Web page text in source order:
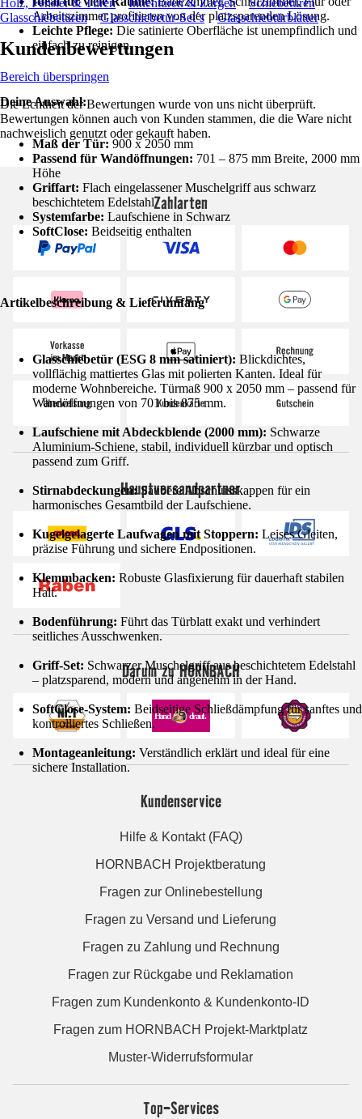
Arbeitszimmer profitieren von der platzsparenden Lösung.
Leichte Pflege: Die satinierte Oberfläche ist unempfindlich und
einfach zu reinigen.
Deine Auswahl:
Maß der Tür: 900 x 2050 mm
Passend für Wandöffnungen: 701 – 875 mm Breite, 2000 mm
Höhe
Griffart: Flach eingelassener Muschelgriff aus schwarz
beschichtetem Edelstahl
Systemfarbe: Laufschiene in Schwarz
SoftClose: Beidseitig enthalten
Artikelbeschreibung & Lieferumfang
Glasschiebetür (ESG 8 mm satiniert): Blickdichtes,
vollflächig mattiertes Glas mit polierten Kanten. Ideal für
moderne Wohnbereiche. Türmaß 900 x 2050 mm – passend für
Wandöffnungen von 701 bis 875 mm.
Laufschiene mit Abdeckblende (2000 mm): Schwarze
Aluminium-Schiene, stabil, individuell kürzbar und optisch
passend zum Griff.
Stirnabdeckungen:Saubere Abschlusskappen für ein
harmonisches Gesamtbild der Laufschiene.
Kugelgelagerte Laufwagen mit Stoppern: Leises Gleiten,
präzise Führung und sichere Endpositionen.
Klemmbacken: Robuste Glasfixierung für dauerhaft stabilen
Halt.
Bodenführung: Führt das Türblatt exakt und verhindert
seitliches Ausschwenken.
Griff-Set: Schwarzer Muschelgriff aus beschichtetem Edelstahl
– platzsparend, modern und angenehm in der Hand.
SoftClose-System: Beidseitige Schließdämpfung für sanftes und
kontrolliertes Schließen.
Montageanleitung: Verständlich erklärt und ideal für eine
sichere Installation.
Holz, Fenster & Türen Innentüren & Zargen
Schiebetüren
Glasschiebetüren
Glasschiebetür-Set´s Glasschiebtürblätter
Kundenbewertungen
Bereich überspringen
Die Echtheit der Bewertungen wurde von uns nicht überprüft.
Bewertungen können auch von Kunden stammen, die die Ware nicht
nachweislich genutzt oder gekauft haben.
Zahlarten
Hauptversandpartner
Darum zu HORNBACH
Kundenservice
Hilfe & Kontakt (FAQ)
HORNBACH Projektberatung
Fragen zur Onlinebestellung
Fragen zu Versand und Lieferung
Fragen zu Zahlung und Rechnung
Fragen zur Rückgabe und Reklamation
Fragen zum Kundenkonto & Kundenkonto-ID
Fragen zum HORNBACH Projekt-Marktplatz
Muster-Widerrufsformular
Top-Services